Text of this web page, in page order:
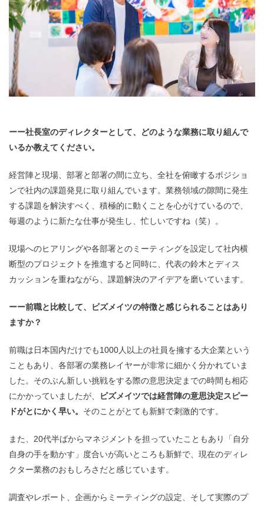
ーー社長室のディレクターとして、どのような業務に取り組んで
いるか教えてください。
経営陣と現場、部署と部署の間に立ち、全社を俯瞰するポジショ
ンで社内の課題発見に取り組んでいます。業務領域の隙間に発生
する課題を解決すべく、積極的に動くことを心がけているので、
毎週のように新たな仕事が発生し、忙しいですね（笑）。
現場へのヒアリングや各部署とのミーティングを設定して社内横
断型のプロジェクトを推進すると同時に、代表の鈴木とディス
カッションを重ねながら、課題解決のアイデアを磨いています。
ーー前職と比較して、ビズメイツの特徴と感じられることはあり
ますか？
前職は日本国内だけでも1000人以上の社員を擁する大企業という
こともあり、各部署の業務レイヤーが非常に細かく分かれていま
した。そのぶん新しい挑戦をする際の意思決定までの時間も相応
にかかっていましたが、
ビズメイツでは経営陣の意思決定スピー
ドがとにかく早い。 そのことがとても新鮮で刺激的です。
また、20代半ばからマネジメントを担っていたこともあり「自分
自身の手を動かす」度合いが高いところも新鮮で、現在のディレ
クター業務のおもしろさだと感じています。
調査やレポート、企画からミーティングの設定、そして実際のプ